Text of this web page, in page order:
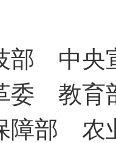
央宣
委 教
障部 农